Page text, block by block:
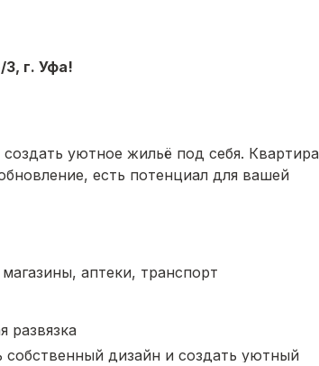
3, г. Уфа!
уютное жильё под себя. Квартира
есть потенциал для вашей
аптеки, транспорт
развязка
дизайн и создать уютный